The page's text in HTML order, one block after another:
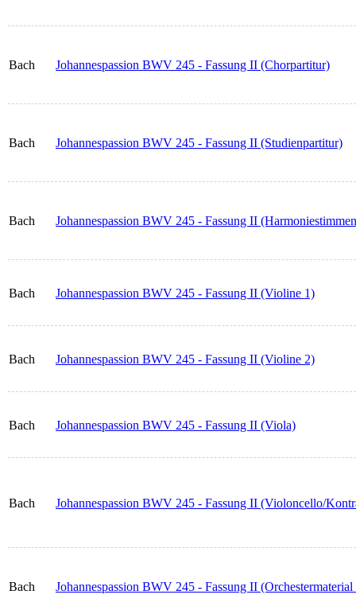
Bach Johannespassion BWV 245 - Fassung II (Chorpartitur)
Bach Johannespassion BWV 245 - Fassung II (Studienpartitur)
Bach Johannespassion BWV 245 - Fassung II
Bach Johannespassion BWV 245 - Fassung II (Violine 1)
Bach Johannespassion BWV 245 - Fassung II (Violine 2)
Bach Johannespassion BWV 245 - Fassung II (Viola)
Bach Johannespassion BWV 245 - Fassung II (Violoncello/
Bach Johannespassion BWV 245 - Fassung II